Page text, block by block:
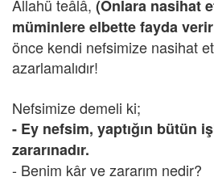
Allahü teâlâ, (Onlara nasihat
müminlere elbette fayda
önce kendi nefsimize nasihat
azarlamalıdır!
Nefsimize demeli ki;
- Ey nefsim, yaptığın bütün
zararınadır.
- Benim kâr ve zararım nedir?